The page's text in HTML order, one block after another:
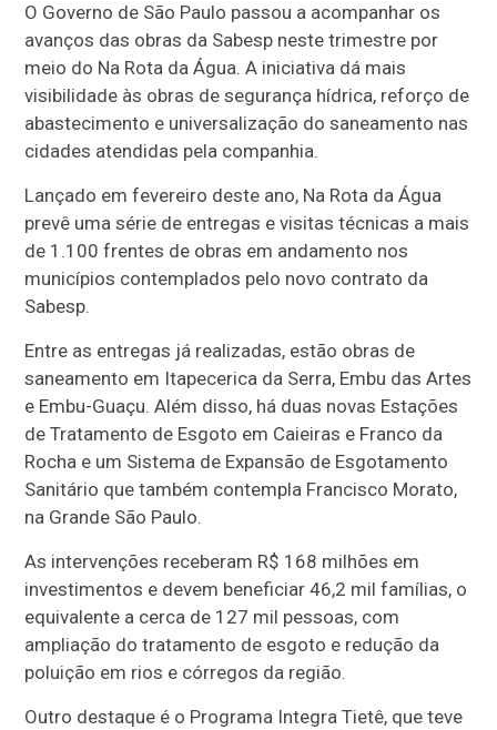
O Governo de São Paulo passou a acompanhar os
avanços das obras da Sabesp neste trimestre por
meio do Na Rota da Água. A iniciativa dá mais
visibilidade às obras de segurança hídrica, reforço de
abastecimento e universalização do saneamento nas
cidades atendidas pela companhia.
Lançado em fevereiro deste ano, Na Rota da Água
prevê uma série de entregas e visitas técnicas a mais
de 1.100 frentes de obras em andamento nos
municípios contemplados pelo novo contrato da
Sabesp.
Entre as entregas já realizadas, estão obras de
saneamento em Itapecerica da Serra, Embu das Artes
e Embu-Guaçu. Além disso, há duas novas Estações
de Tratamento de Esgoto em Caieiras e Franco da
Rocha e um Sistema de Expansão de Esgotamento
Sanitário que também contempla Francisco Morato,
na Grande São Paulo.
As intervenções receberam R$ 168 milhões em
investimentos e devem beneficiar 46,2 mil famílias, o
equivalente a cerca de 127 mil pessoas, com
ampliação do tratamento de esgoto e redução da
poluição em rios e córregos da região.
Outro destaque é o Programa Integra Tietê, que teve